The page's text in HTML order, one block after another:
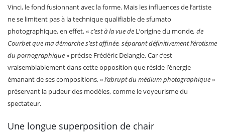
Vinci, le fond fusionnant avec la forme. Mais les influences de l’artiste
ne se limitent pas à la technique qualifiable de sfumato
photographique, en effet, «c’est à la vue de L’origine du monde, de
Courbet que ma démarche s’est affinée, séparant définitivement l’érotisme
du pornographique» précise Frédéric Delangle. Car c’est
vraisemblablement dans cette opposition que réside l’énergie
émanant de ses compositions, «l’abrupt du médium photographique»
préservant la pudeur des modèles, comme le voyeurisme du
spectateur.
Une longue superposition de chair